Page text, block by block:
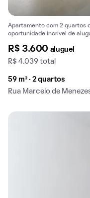
Apartamento com 2 quartos
oportunidade incrível de
R$ 3.600 aluguel
R$ 4.039 total
59 m² · 2 quartos
Rua Marcelo de